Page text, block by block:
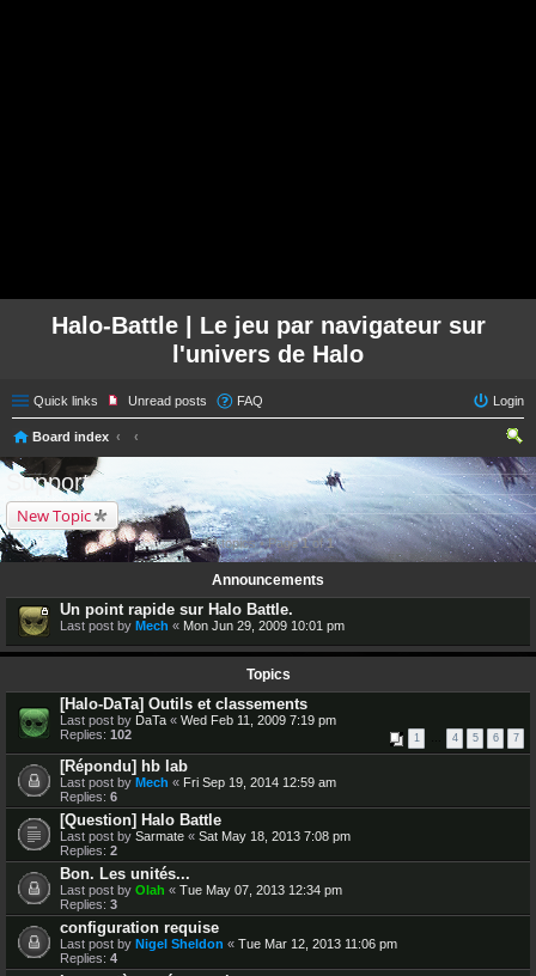
Halo-Battle | Le jeu par navigateur sur
l'univers de Halo
Quick links Unread posts FAQ Login
Board index
ear
ch
Support
New Topic
14 topics • Page1of1
Announcements
Un point rapide sur Halo Battle.
Last post by Mech « Mon Jun 29, 2009 10:01 pm
Topics
[Halo-DaTa] Outils et classements
Last post by DaTa « Wed Feb 11, 2009 7:19 pm
Replies: 102 1 4 5 6 7
[Répondu] hb lab
Last post by Mech « Fri Sep 19, 2014 12:59 am
Replies: 6
[Question] Halo Battle
Last post by Sarmate « Sat May 18, 2013 7:08 pm
Replies: 2
Bon. Les unités...
Last post by Olah « Tue May 07, 2013 12:34 pm
Replies: 3
configuration requise
Last post by Nigel Sheldon « Tue Mar 12, 2013 11:06 pm
Replies: 4